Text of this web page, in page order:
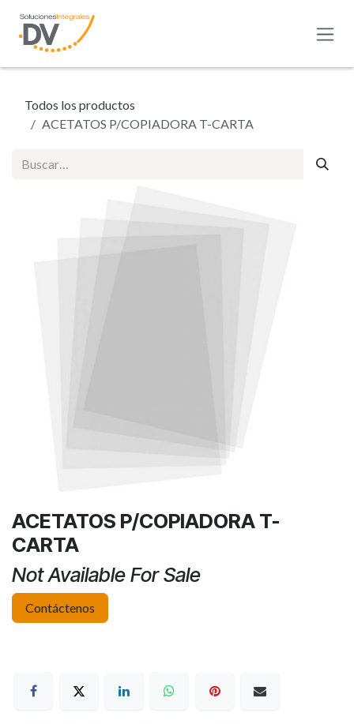
Todos los productos
ACETATOS P/COPIADORA T-CARTA
ACETATOS P/COPIADORA T-
CARTA
Not Available For Sale
Contáctenos